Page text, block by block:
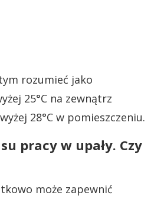
rozumieć jako
25°C na zewnątrz
28°C w pomieszczeniu.
pracy w upały. Czy
może zapewnić